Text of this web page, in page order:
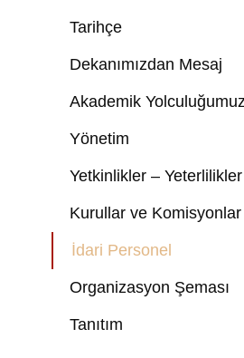
Tarihçe
Dekanımızdan Mesaj
Akademik
Yönetim
Yetkinlikler – Yeterlilikler
Kurullar ve Komisyonlar
İdari Personel
Organizasyon Şeması
Tanıtım